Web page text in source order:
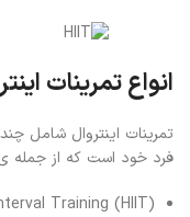
انواع تمرینات
تمرینات اینتروال شامل
فرد خود است که از جمله
Training (HIIT)